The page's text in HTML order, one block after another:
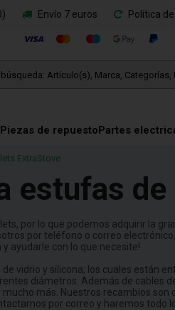
Envío 7 euros Política
Piezas de repuestoPartes
ExtraStove
estufas
por lo que podemos adquirir la
por teléfono o correo
ayudarle con lo que necesite!
vidrio y silicona; los cuales están
diámetros. Además de cables
más. Nuestros recambios
por correo y haremos todo